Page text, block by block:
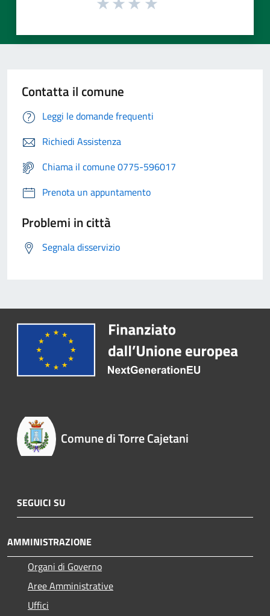
Contatta il comune
Leggi le domande frequenti
Richiedi Assistenza
Chiama il comune 0775-596017
Prenota un appuntamento
Problemi in città
Segnala disservizio
Comune di Torre Cajetani
SEGUICI SU
AMMINISTRAZIONE
Organi di Governo
Aree Amministrative
Uffici